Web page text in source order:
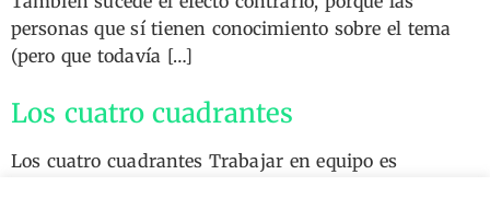
personas que sí tienen conocimiento sobre el tema
(pero que todavía […]
Los cuatro cuadrantes
Los cuatro cuadrantes Trabajar en equipo es